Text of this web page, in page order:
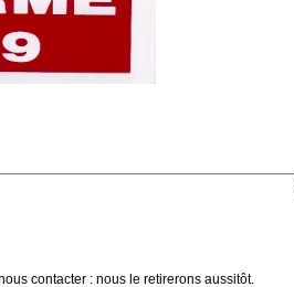
contacter : nous le retirerons aussitôt.